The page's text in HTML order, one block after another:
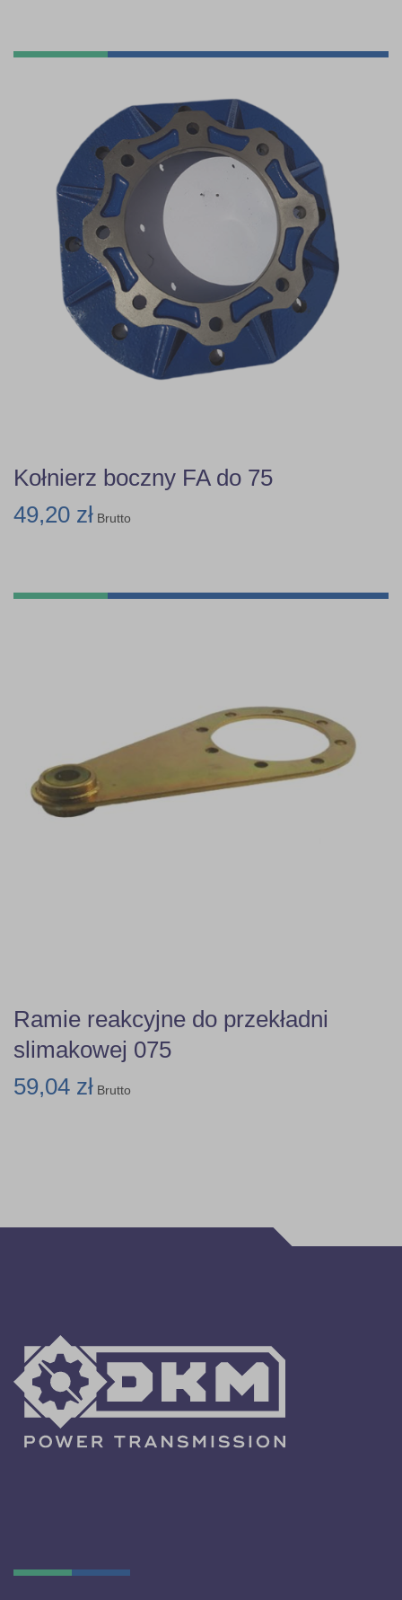
Kołnierz boczny FA do 75
49,20 zł Brutto
Ramie reakcyjne do przekładni
slimakowej 075
59,04 zł Brutto